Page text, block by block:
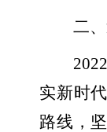
二
2022
实新时
路线，